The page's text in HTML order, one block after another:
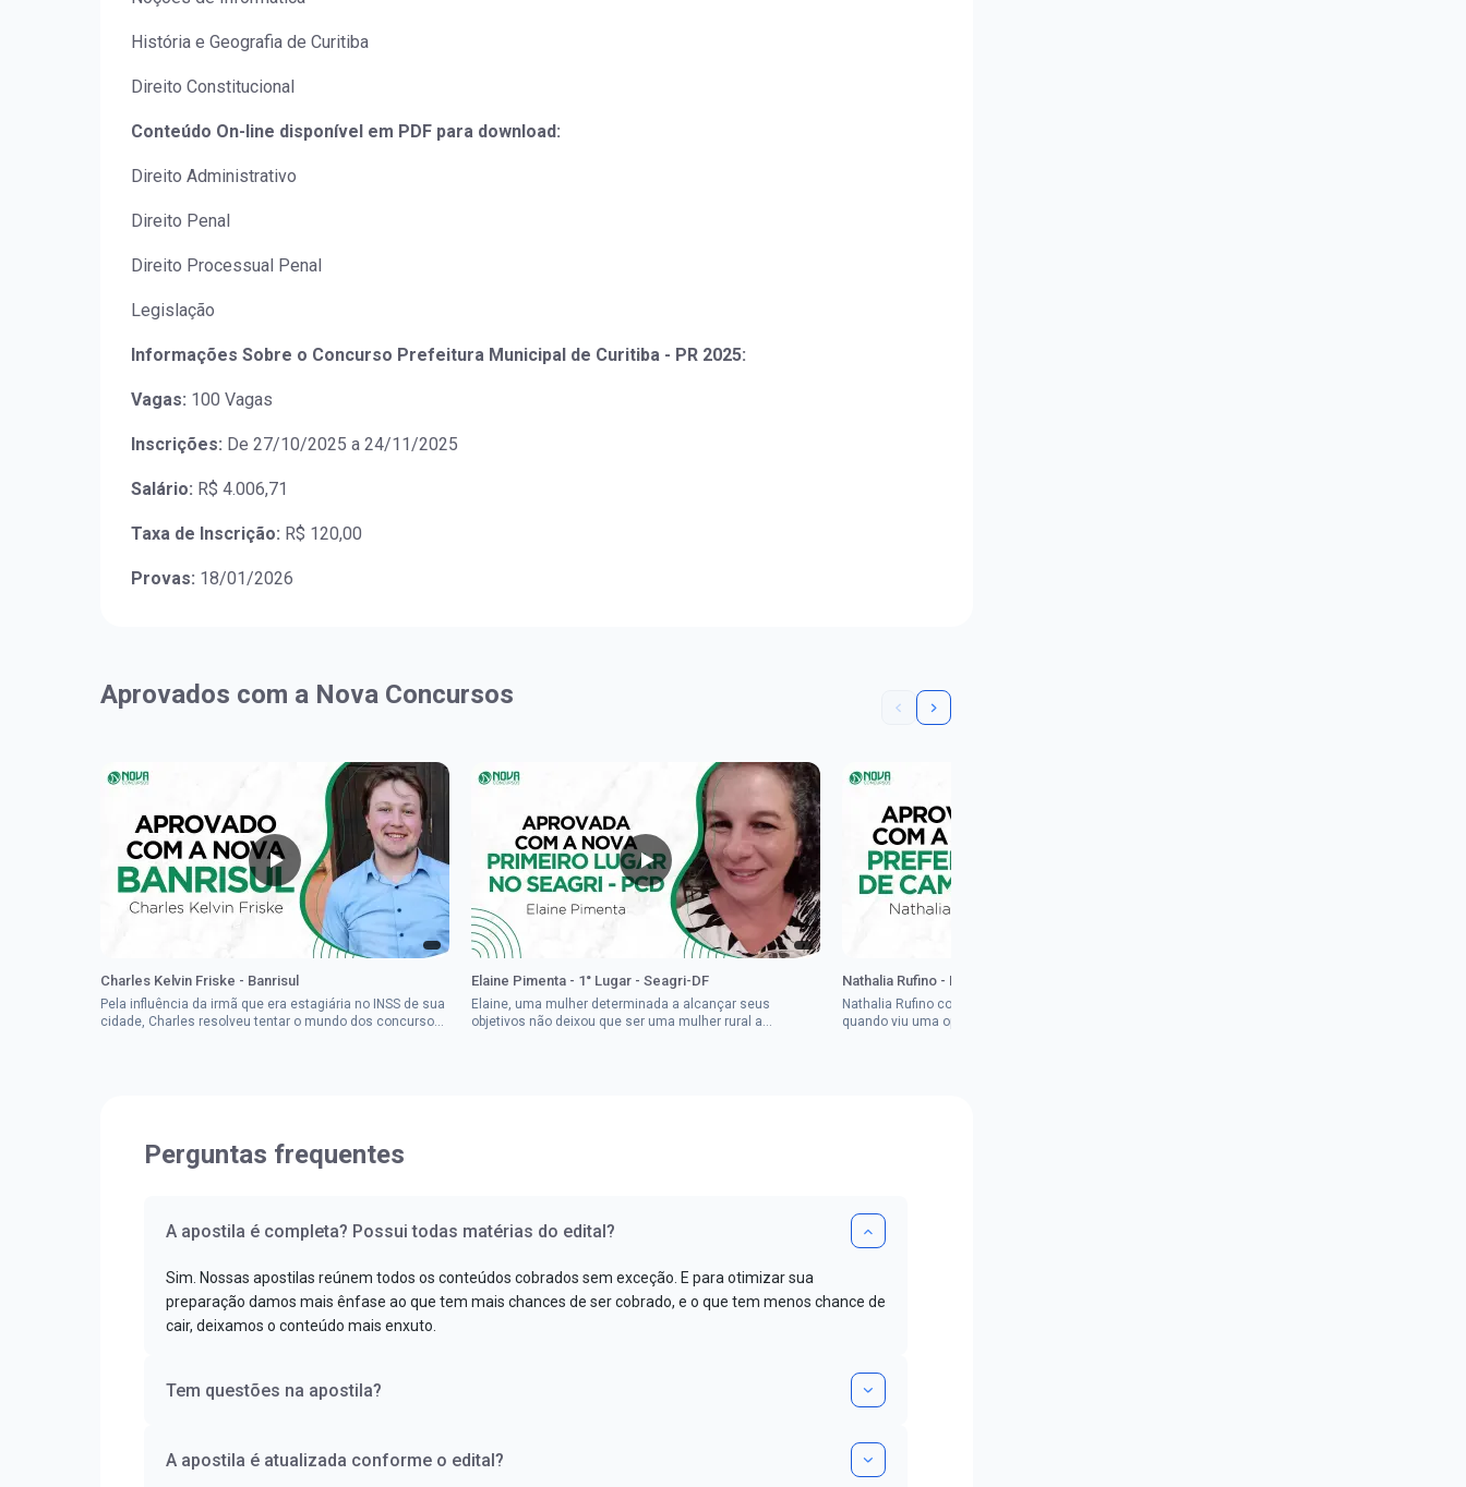
História e Geografia de Curitiba
Direito Constitucional
Conteúdo On-line disponível em PDF para download:
Direito Administrativo
Direito Penal
Direito Processual Penal
Legislação
Informações Sobre o Concurso Prefeitura Municipal de Curitiba - PR 2025:
Vagas: 100 Vagas
Inscrições: De 27/10/2025 a 24/11/2025
Salário: R$ 4.006,71
Taxa de Inscrição: R$ 120,00
Provas: 18/01/2026
Aprovados com a Nova Concursos
Charles Kelvin Friske - Banrisul
Pela influência da irmã que era estagiária no INSS de sua
cidade, Charles resolveu tentar o mundo dos concursos
Elaine Pimenta - 1° Lugar - Seagri-DF
Elaine, uma mulher determinada a alcançar seus
objetivos não deixou que ser uma mulher rural a
Nathalia Rufino - Prefeitura de Campinas
Nathalia Rufino começou seus estudos com a Nova
quando viu uma oportunidade no concurso do Banco do
Perguntas frequentes
A apostila é completa? Possui todas matérias do edital?
Sim. Nossas apostilas reúnem todos os conteúdos cobrados sem exceção. E para otimizar sua
preparação damos mais ênfase ao que tem mais chances de ser cobrado, e o que tem menos chance de
cair, deixamos o conteúdo mais enxuto.
Tem questões na apostila?
A apostila é atualizada conforme o edital?